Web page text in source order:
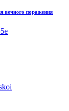
вечного поражения